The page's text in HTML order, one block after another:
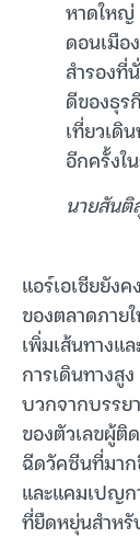
หาดใหญ่
ดอนเมือ
สำรอง
ดีของธุร
เที่ยวเดิ
อีกครั้งใ
นายสันติ
แอร์เอเชียยัง
ของตลาดภาย
เพิ่มเส้นทางแ
การเดินทางสู
บวกจากบรรย
ของตัวเลขผู้ติ
ฉีดวัคซีนที่มาก
และแคมเปญก
ที่ยืดหยุ่นสำห